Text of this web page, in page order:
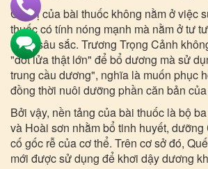
Giá trị của bài thuốc không nằm ở việc
thuốc có tính nóng mạnh mà nằm ở tư
cùng sâu sắc. Trương Trọng Cảnh
"đốt lửa thật lớn" để bổ dương mà sử
trung cầu dương", nghĩa là muốn phục
đồng thời nuôi dưỡng phần căn bản
Bởi vậy, nền tảng của bài thuốc là bộ
và Hoài sơn nhằm bổ tinh huyết,
cố gốc rễ của cơ thể. Trên cơ sở đó,
mới được sử dụng để khơi dậy dương